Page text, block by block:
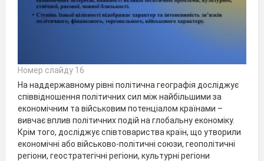
Номер слайду 16
На наддержавному рівні політична географія досліджує
співвідношення політичних сил між найбільшими за
економічним та військовим потенціалом країнами –
вивчає вплив політичних подій на глобальну економіку.
Крім того, досліджує співтовариства країн, що утворили
економічні або військово-політичні союзи, геополітичні
регіони, геостратегічні регіони, культурні регіони